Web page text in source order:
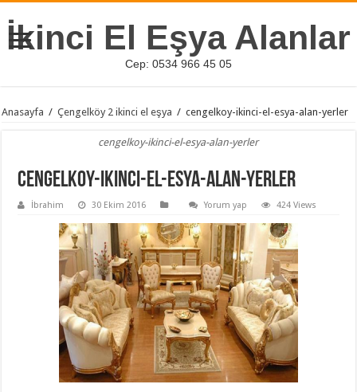
İkinci El Eşya Alanlar
Cep: 0534 966 45 05
Anasayfa / Çengelköy 2 ikinci el eşya / cengelkoy-ikinci-el-esya-alan-yerler
cengelkoy-ikinci-el-esya-alan-yerler
cengelkoy-ikinci-el-esya-alan-yerler
İbrahim 30 Ekim 2016 Yorum yap 424 Views